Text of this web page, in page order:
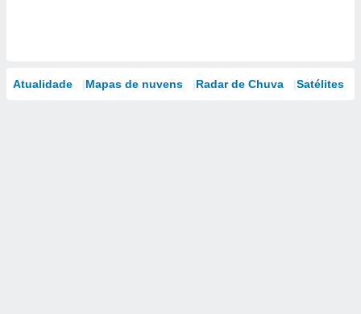
Atualidade Mapas de nuvens Radar de Chuva Satélites